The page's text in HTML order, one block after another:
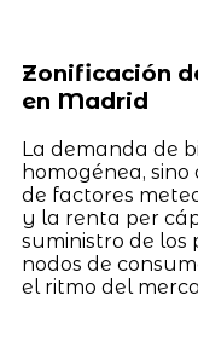
Zonificación
en Madrid
La demanda de
homogénea,
de factores
y la renta per
suministro de los
nodos de
el ritmo del